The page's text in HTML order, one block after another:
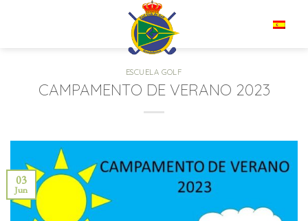
ESCUELA GOLF
CAMPAMENTO DE VERANO 2023
03
Jun